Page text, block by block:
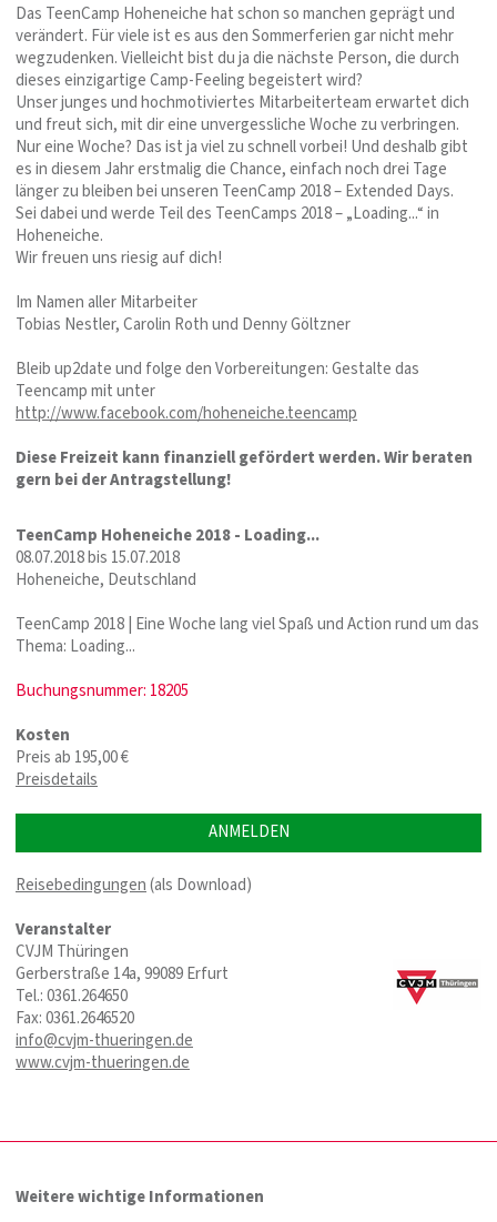
Das TeenCamp Hoheneiche hat schon so manchen geprägt und
verändert. Für viele ist es aus den Sommerferien gar nicht mehr
wegzudenken. Vielleicht bist du ja die nächste Person, die durch
dieses einzigartige Camp-Feeling begeistert wird?
Unser junges und hochmotiviertes Mitarbeiterteam erwartet dich
und freut sich, mit dir eine unvergessliche Woche zu verbringen.
Nur eine Woche? Das ist ja viel zu schnell vorbei! Und deshalb gibt
es in diesem Jahr erstmalig die Chance, einfach noch drei Tage
länger zu bleiben bei unseren TeenCamp 2018 – Extended Days.
Sei dabei und werde Teil des TeenCamps 2018 – „Loading...“ in
Hoheneiche.
Wir freuen uns riesig auf dich!
Im Namen aller Mitarbeiter
Tobias Nestler, Carolin Roth und Denny Göltzner
Bleib up2date und folge den Vorbereitungen: Gestalte das
Teencamp mit unter
http://www.facebook.com/hoheneiche.teencamp
Diese Freizeit kann finanziell gefördert werden. Wir beraten
gern bei der Antragstellung!
TeenCamp Hoheneiche 2018 - Loading...
08.07.2018 bis 15.07.2018
Hoheneiche, Deutschland
TeenCamp 2018 | Eine Woche lang viel Spaß und Action rund um das
Thema: Loading...
Buchungsnummer: 18205
Kosten
Preis ab 195,00 €
Preisdetails
ANMELDEN
Reisebedingungen(als Download)
Veranstalter
CVJM Thüringen
Gerberstraße 14a, 99089 Erfurt
Tel.: 0361.264650
Fax: 0361.2646520
info@cvjm-thueringen.de
www.cvjm-thueringen.de
Weitere wichtige Informationen